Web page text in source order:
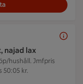
najad lax
hushåll. Jmfpris
50:05 kr.